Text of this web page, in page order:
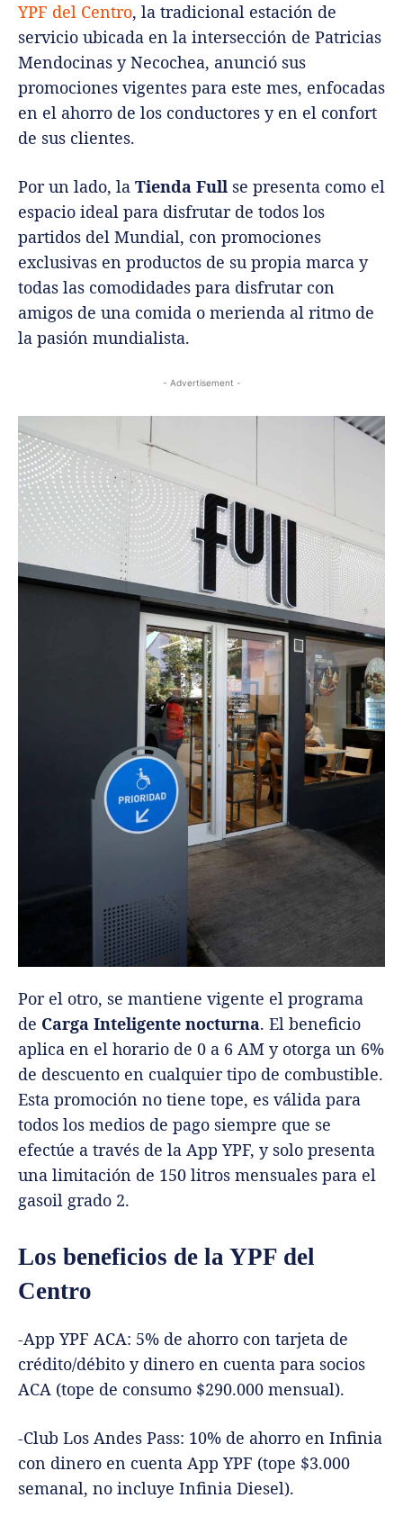
YPF del Centro, la tradicional estación de
servicio ubicada en la intersección de Patricias
Mendocinas y Necochea, anunció sus
promociones vigentes para este mes, enfocadas
en el ahorro de los conductores y en el confort
de sus clientes.
Por un lado, la Tienda Full se presenta como el
espacio ideal para disfrutar de todos los
partidos del Mundial, con promociones
exclusivas en productos de su propia marca y
todas las comodidades para disfrutar con
amigos de una comida o merienda al ritmo de
la pasión mundialista.
- Advertisement -
Por el otro, se mantiene vigente el programa
de Carga Inteligente nocturna. El beneficio
aplica en el horario de 0 a 6 AM y otorga un 6%
de descuento en cualquier tipo de combustible.
Esta promoción no tiene tope, es válida para
todos los medios de pago siempre que se
efectúe a través de la App YPF, y solo presenta
una limitación de 150 litros mensuales para el
gasoil grado 2.
Los beneficios de la YPF del
Centro
-App YPF ACA: 5% de ahorro con tarjeta de
crédito/débito y dinero en cuenta para socios
ACA (tope de consumo $290.000 mensual).
-Club Los Andes Pass: 10% de ahorro en Infinia
con dinero en cuenta App YPF (tope $3.000
semanal, no incluye Infinia Diesel).